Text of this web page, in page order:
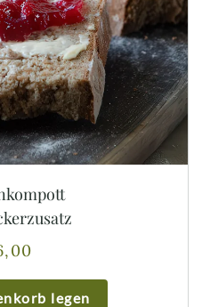
legen